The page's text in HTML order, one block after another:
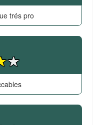
trés pro